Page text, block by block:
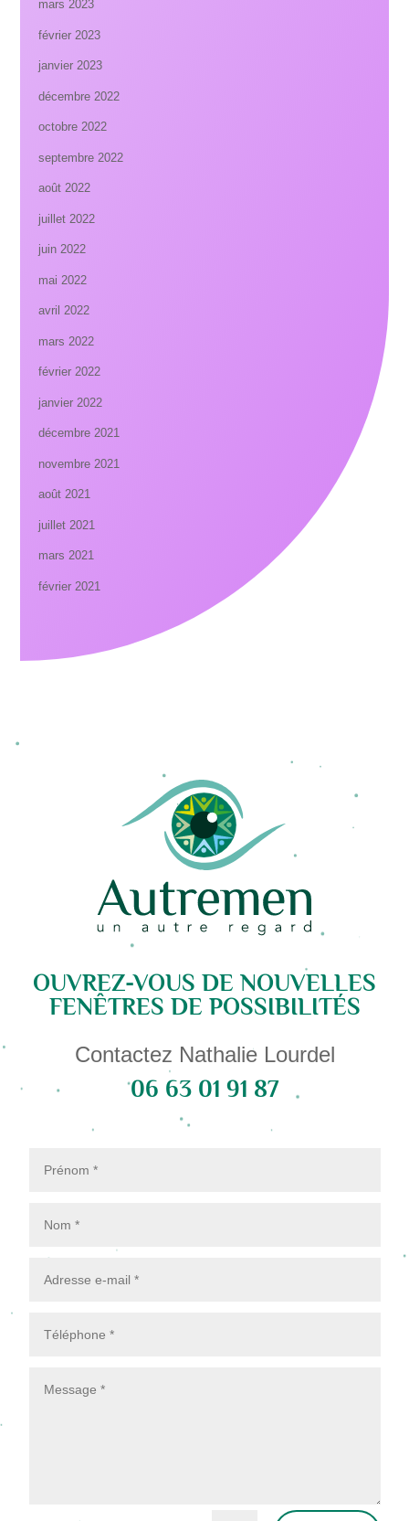
mars 2023
février 2023
janvier 2023
décembre 2022
octobre 2022
septembre 2022
août 2022
juillet 2022
juin 2022
mai 2022
avril 2022
mars 2022
février 2022
janvier 2022
décembre 2021
novembre 2021
août 2021
juillet 2021
mars 2021
février 2021
OUVREZ-VOUS DE NOUVELLES
FENÊTRES DE POSSIBILITÉS
Contactez Nathalie Lourdel
06 63 01 91 87